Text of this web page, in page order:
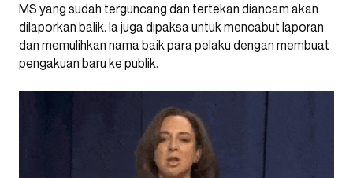
MS yang sudah terguncang dan tertekan diancam akan
dilaporkan balik. Ia juga dipaksa untuk mencabut laporan
dan memulihkan nama baik para pelaku dengan membuat
pengakuan baru ke publik.